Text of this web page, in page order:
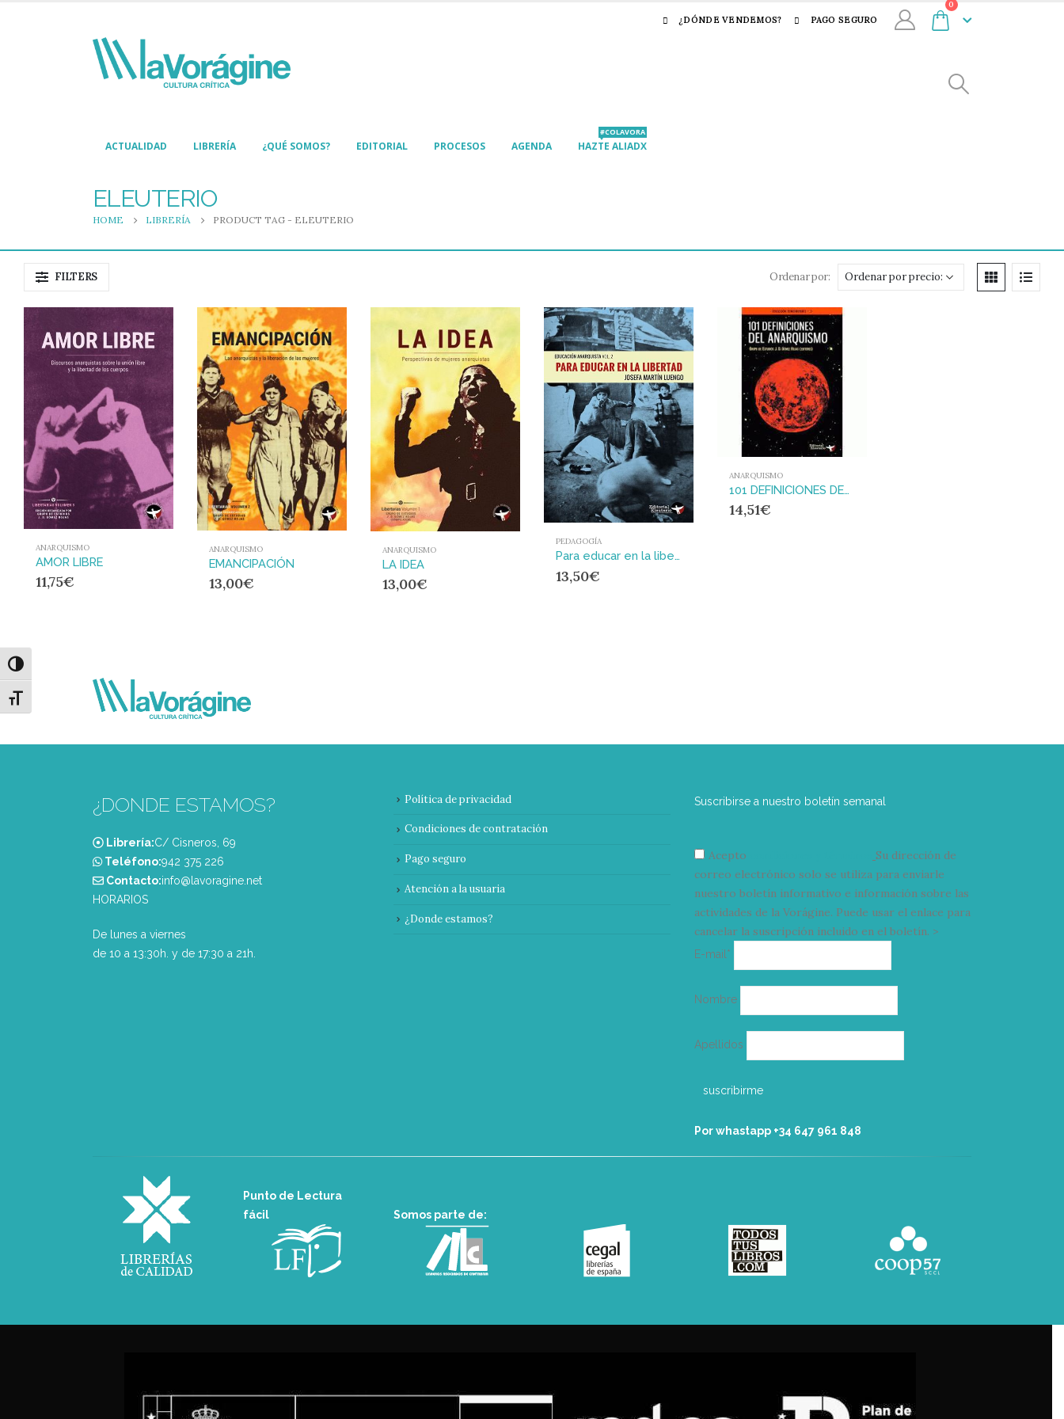
Alternar alto contraste
Alternar tamaño de letra
¿DÓNDE VENDEMOS? PAGO SEGURO
0
ACTUALIDAD LIBRERÍA ¿QUÉ SOMOS? EDITORIAL PROCESOS AGENDA HAZTE ALIADX
#COLAVORA
ELEUTERIO
HOME LIBRERÍA PRODUCT TAG - ELEUTERIO
FILTERS Ordenar por:
ANARQUISMO
AMOR LIBRE
11,75€
ANARQUISMO
EMANCIPACIÓN
13,00€
ANARQUISMO
LA IDEA
13,00€
PEDAGOGÍA
Para educar en la libertad
13,50€
ANARQUISMO
101 DEFINICIONES DEL ANARQUISMO
14,51€
¿DONDE ESTAMOS?
Librería:C/ Cisneros, 69
Teléfono:‭942 375 226‬
Contacto:info@lavoragine.net
HORARIOS
De lunes a viernes
de 10 a 13:30h. y de 17:30 a 21h.
Política de privacidad
Condiciones de contratación
Pago seguro
Atención a la usuaria
¿Donde estamos?
Suscribirse a nuestro boletín semanal
Acepto
Su dirección de
correo electrónico solo se utiliza para enviarle
nuestro boletín informativo e información sobre las
actividades de la Vorágine. Puede usar el enlace para
cancelar la suscripción incluido en el boletín. >
E-mail*
electrónico
Nombre
Apellidos
Por whastapp +34 ‭647 961 848‬
Punto de Lectura
fácil
Somos parte de: